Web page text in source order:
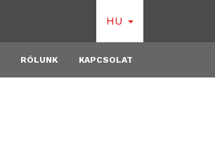
HU
RÓLUNK KAPCSOLAT